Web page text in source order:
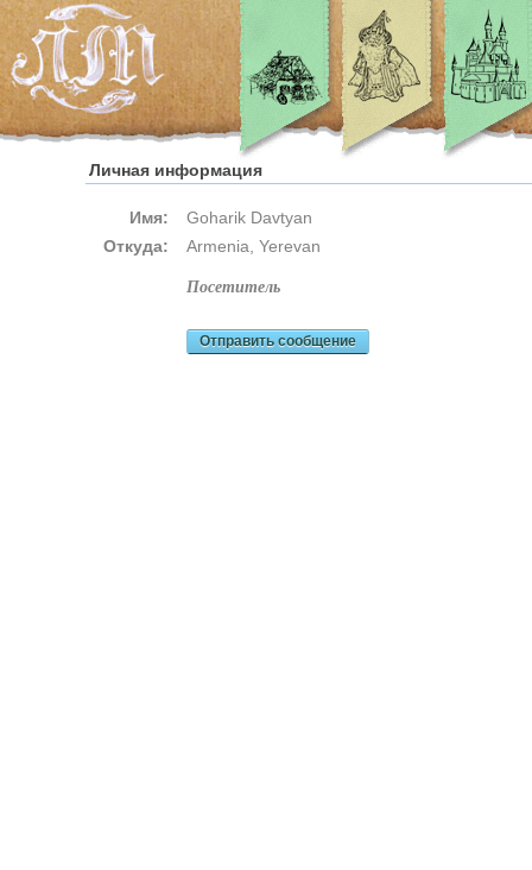
Личная информация
Имя:
Goharik Davtyan
Откуда:
Armenia, Yerevan
посетитель
Отправить сообщение